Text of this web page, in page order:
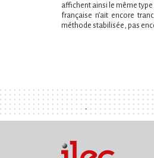
affichent ainsi le même
française n​‌’ait encore
méthode stabilisée, pas